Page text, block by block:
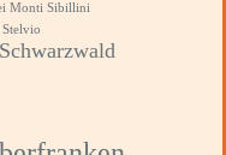
Monti Sibillini
Schwarzwald